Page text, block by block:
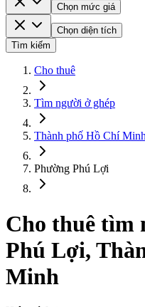
Chọn mức giá
Chọn diện tích
Tìm kiếm
Cho thuê
Tìm người ở ghép
Thành phố Hồ Chí Minh
Phường Phú Lợi
Cho thuê tìm
Phú Lợi,
Minh